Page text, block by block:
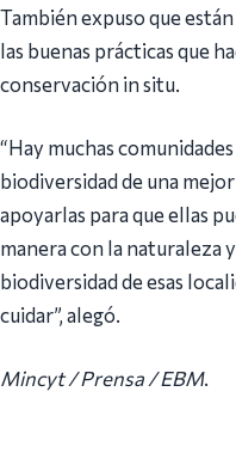
También expuso que
las buenas prácticas que
conservación in situ.
“Hay muchas
biodiversidad de una
apoyarlas para que ellas
manera con la naturaleza
biodiversidad de esas
cuidar”, alegó.
Mincyt / Prensa / EBM.